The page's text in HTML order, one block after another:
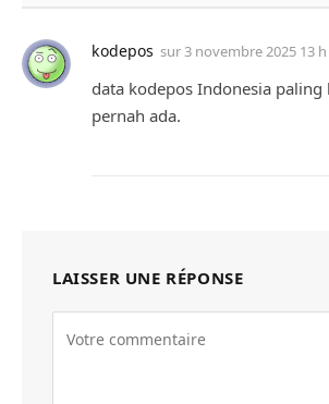
kodepos sur3 novembre 2025 13
data kodepos Indonesia paling
pernah ada.
LAISSER UNE RÉPONSE